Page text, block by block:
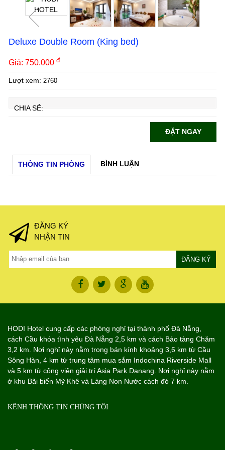
Deluxe Double Room (King bed)
Giá: 750.000 đ
Lượt xem: 2760
CHIA SẺ:
ĐẶT NGAY
THÔNG TIN PHÒNG BÌNH LUẬN
ĐĂNG KÝ
NHẬN TIN
HODI Hotel cung cấp các phòng nghỉ tại thành phố Đà Nẵng,
cách Cầu khóa tình yêu Đà Nẵng 2,5 km và cách Bảo tàng Chăm
3,2 km. Nơi nghỉ này nằm trong bán kính khoảng 3,6 km từ Cầu
Sông Hàn, 4 km từ trung tâm mua sắm Indochina Riverside Mall
và 5 km từ công viên giải trí Asia Park Danang. Nơi nghỉ này nằm
ở khu Bãi biển Mỹ Khê và Làng Non Nước cách đó 7 km.
KÊNH THÔNG TIN CHÚNG TÔI